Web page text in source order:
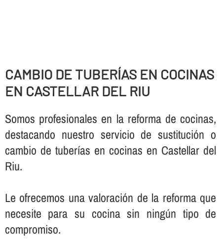
CAMBIO DE TUBERÍ­AS EN COCINAS
EN CASTELLAR DEL RIU
Somos profesionales en la reforma de cocinas,
destacando nuestro servicio de sustitución o
cambio de tuberí­as en cocinas en Castellar del
Riu.
Le ofrecemos una valoración de la reforma que
necesite para su cocina sin ningún tipo de
compromiso.